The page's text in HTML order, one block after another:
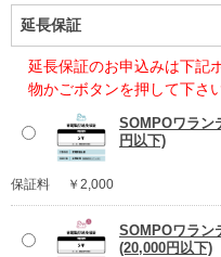
延長保証
延長保証のお申込みは下記
物かごボタンを押して下さい
SOMPOワラン
円以下)
保証料 ￥2,000
SOMPOワラン
(20,000円以下)